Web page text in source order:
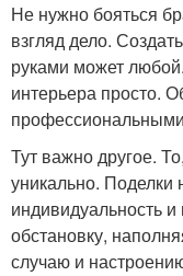
Не нужно бояться
взгляд дело.
руками может
интерьера просто.
Тут важно другое.
уникально.
индивидуальность
обстановку,
случаю и